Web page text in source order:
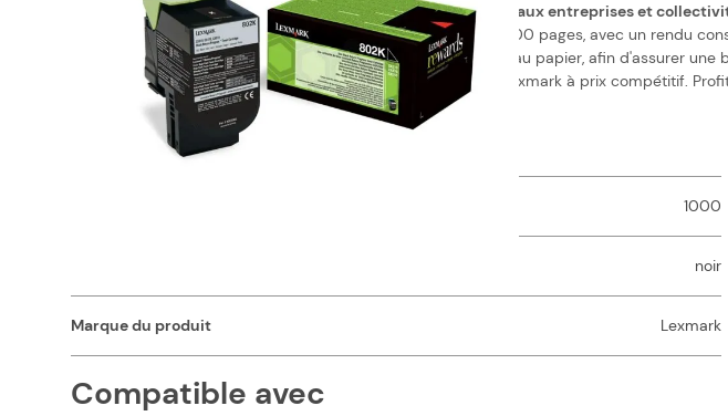
Le Toner d'origine Lexmark 80C20K0 / 802K - noir convient aux entreprises et
Le Toner 80C20K0 / 802K vous permet d'imprimer jusqu'à 1000 pages, avec un rendu
qualité. Ces derniers sont aussi prévus pour bien s'imprégner au papier, afin d'assurer
imprim-encre.com vous propose les produits de la marque Lexmark à prix compétitif.
Caractéristiques
1000
noir
Marque du produit Lexmark
Compatible avec